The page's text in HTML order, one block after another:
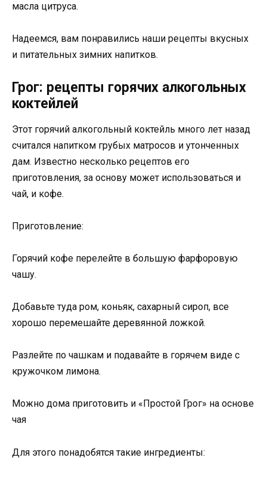
масла цитруса.
Надеемся, вам понравились наши рецепты вкусных
и питательных зимних напитков.
Грог: рецепты горячих алкогольных
коктейлей
Этот горячий алкогольный коктейль много лет назад
считался напитком грубых матросов и утонченных
дам. Известно несколько рецептов его
приготовления, за основу может использоваться и
чай, и кофе.
Приготовление:
Горячий кофе перелейте в большую фарфоровую
чашу.
Добавьте туда ром, коньяк, сахарный сироп, все
хорошо перемешайте деревянной ложкой.
Разлейте по чашкам и подавайте в горячем виде с
кружочком лимона.
Можно дома приготовить и «Простой Грог» на основе
чая
Для этого понадобятся такие ингредиенты: